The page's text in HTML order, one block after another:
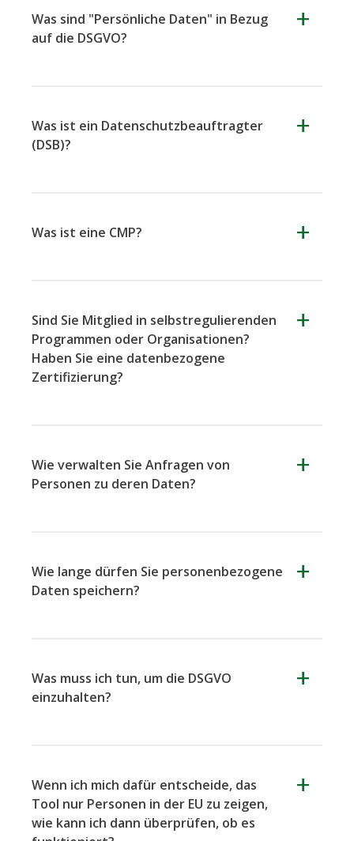
Was sind "Persönliche Daten" in Bezug
auf die DSGVO?
Was ist ein Datenschutzbeauftragter
(DSB)?
Was ist eine CMP?
Sind Sie Mitglied in selbstregulierenden
Programmen oder Organisationen?
Haben Sie eine datenbezogene
Zertifizierung?
Wie verwalten Sie Anfragen von
Personen zu deren Daten?
Wie lange dürfen Sie personenbezogene
Daten speichern?
Was muss ich tun, um die DSGVO
einzuhalten?
Wenn ich mich dafür entscheide, das
Tool nur Personen in der EU zu zeigen,
wie kann ich dann überprüfen, ob es